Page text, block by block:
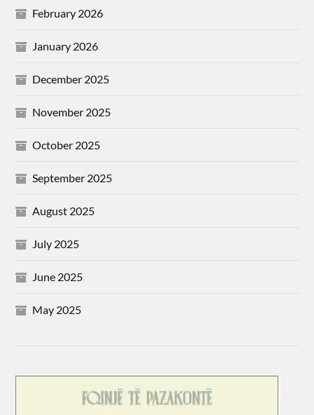
February 2026
January 2026
December 2025
November 2025
October 2025
September 2025
August 2025
July 2025
June 2025
May 2025